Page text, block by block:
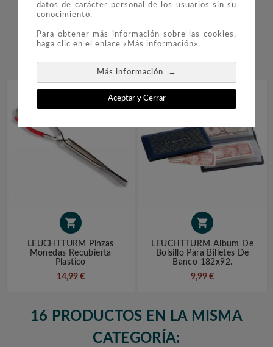
datos de carácter personal de los usuarios sin su
conocimiento.
Para obtener más información sobre las cookies,
haga clic en el enlace «Más información».
Más información →
Aceptar y Cerrar
ESTE PRODUCTO TAMBIÉN
COMPRARON:
 

LEUCHTTURM Pinzas
Monedas Recubierta
Plastico
14,99 €

LEUCHTTURM Album De
Bolsillo Para Billetes De
Banco 182x92.
9,99 €
16 PRODUCTOS EN LA MISMA
CATEGORÍA: